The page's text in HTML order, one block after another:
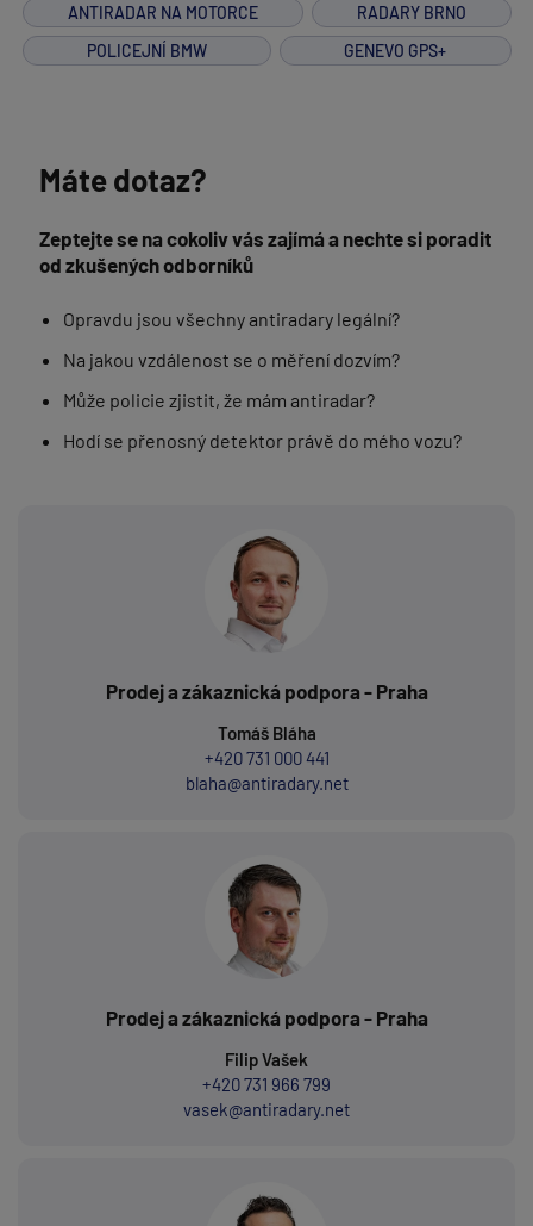
ANTIRADAR NA MOTORCE
RADARY BRNO
POLICEJNÍ BMW
GENEVO GPS+
Máte dotaz?
Zeptejte se na cokoliv vás zajímá a nechte si poradit
od zkušených odborníků
Opravdu jsou všechny antiradary legální?
Na jakou vzdálenost se o měření dozvím?
Může policie zjistit, že mám antiradar?
Hodí se přenosný detektor právě do mého vozu?
Prodej a zákaznická podpora - Praha
Tomáš Bláha
+420 731 000 441
blaha@antiradary.net
Prodej a zákaznická podpora - Praha
Filip Vašek
+420 731 966 799
vasek@antiradary.net